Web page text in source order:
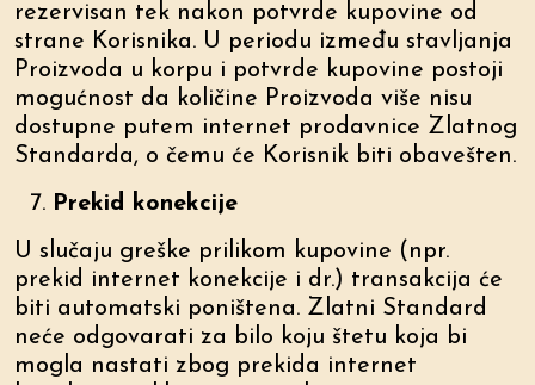
rezervisan tek nakon potvrde kupovine od
strane Korisnika. U periodu između stavljanja
Proizvoda u korpu i potvrde kupovine postoji
mogućnost da količine Proizvoda više nisu
dostupne putem internet prodavnice Zlatnog
Standarda, o čemu će Korisnik biti obavešten.
Prekid konekcije
U slučaju greške prilikom kupovine (npr.
prekid internet konekcije i dr.) transakcija će
biti automatski poništena. Zlatni Standard
neće odgovarati za bilo koju štetu koja bi
mogla nastati zbog prekida internet